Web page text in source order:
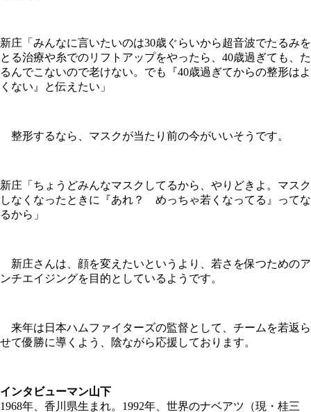
新庄「みんなに言いたいのは30歳ぐらいから超音波でたるみを
とる治療や糸でのリフトアップをやったら、40歳過ぎても、た
るんでこないので老けない。でも『40歳過ぎてからの整形はよ
くない』と伝えたい」
整形するなら、マスクが当たり前の今がいいそうです。
新庄「ちょうどみんなマスクしてるから、やりどきよ。マスク
しなくなったときに『あれ？ めっちゃ若くなってる』ってな
るから」
新庄さんは、顔を変えたいというより、若さを保つためのア
ンチエイジングを目的としているようです。
来年は日本ハムファイターズの監督として、チームを若返ら
せて優勝に導くよう、陰ながら応援しております。
インタビューマン山下
1968年、香川県生まれ。1992年、世界のナベアツ（現・桂三